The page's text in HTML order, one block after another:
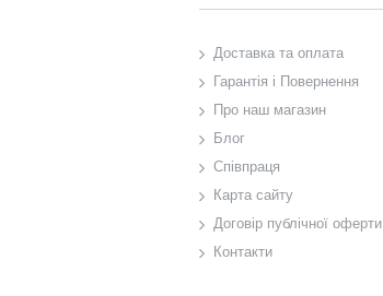
Доставка та оплата
Гарантія і Повернення
Про наш магазин
Блог
Співпраця
Карта сайту
Договір публічної оферти
Контакти